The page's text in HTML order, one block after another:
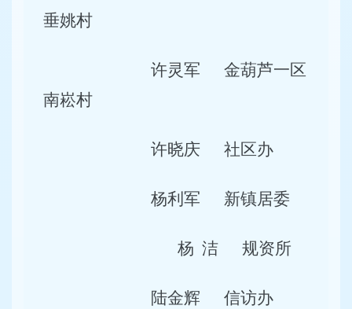
垂姚村
许灵军
金葫芦一区
南崧村
许晓庆 社区办
杨利军 新镇居委
杨 洁 规资所
陆金辉 信访办